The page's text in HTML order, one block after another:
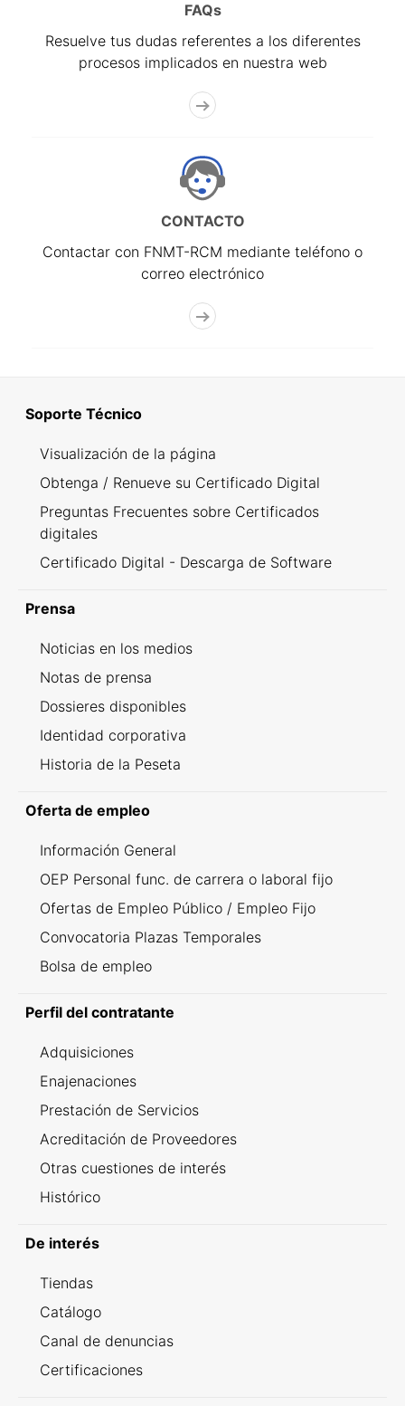
FAQs
Resuelve tus dudas referentes a los diferentes
procesos implicados en nuestra web
CONTACTO
Contactar con FNMT-RCM mediante teléfono o
correo electrónico
Soporte Técnico
Visualización de la página
Obtenga / Renueve su Certificado Digital
Preguntas Frecuentes sobre Certificados
digitales
Certificado Digital - Descarga de Software
Prensa
Noticias en los medios
Notas de prensa
Dossieres disponibles
Identidad corporativa
Historia de la Peseta
Oferta de empleo
Información General
OEP Personal func. de carrera o laboral fijo
Ofertas de Empleo Público / Empleo Fijo
Convocatoria Plazas Temporales
Bolsa de empleo
Perfil del contratante
Adquisiciones
Enajenaciones
Prestación de Servicios
Acreditación de Proveedores
Otras cuestiones de interés
Histórico
De interés
Tiendas
Catálogo
Canal de denuncias
Certificaciones